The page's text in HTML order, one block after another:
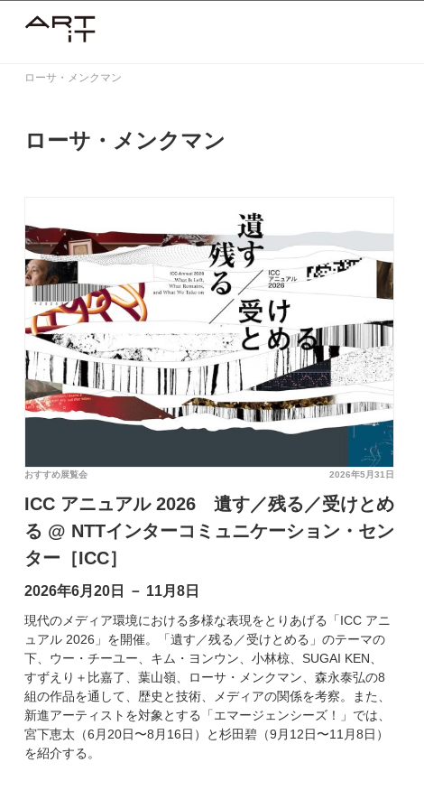
ローサ・メンクマン
ローサ・メンクマン
2026年5月31日
おすすめ展覧会
ICC アニュアル 2026 遺す／残る／受けとめ
る @ NTTインターコミュニケーション・セン
ター［ICC］
2026年6月20日 － 11月8日
現代のメディア環境における多様な表現をとりあげる「ICC アニ
ュアル 2026」を開催。「遺す／残る／受けとめる」のテーマの
下、ウー・チーユー、キム・ヨンウン、小林椋、SUGAI KEN、
すずえり＋比嘉了、葉山嶺、ローサ・メンクマン、森永泰弘の8
組の作品を通して、歴史と技術、メディアの関係を考察。また、
新進アーティストを対象とする「エマージェンシーズ！」では、
宮下恵太（6月20日〜8月16日）と杉田碧（9月12日〜11月8日）
を紹介する。